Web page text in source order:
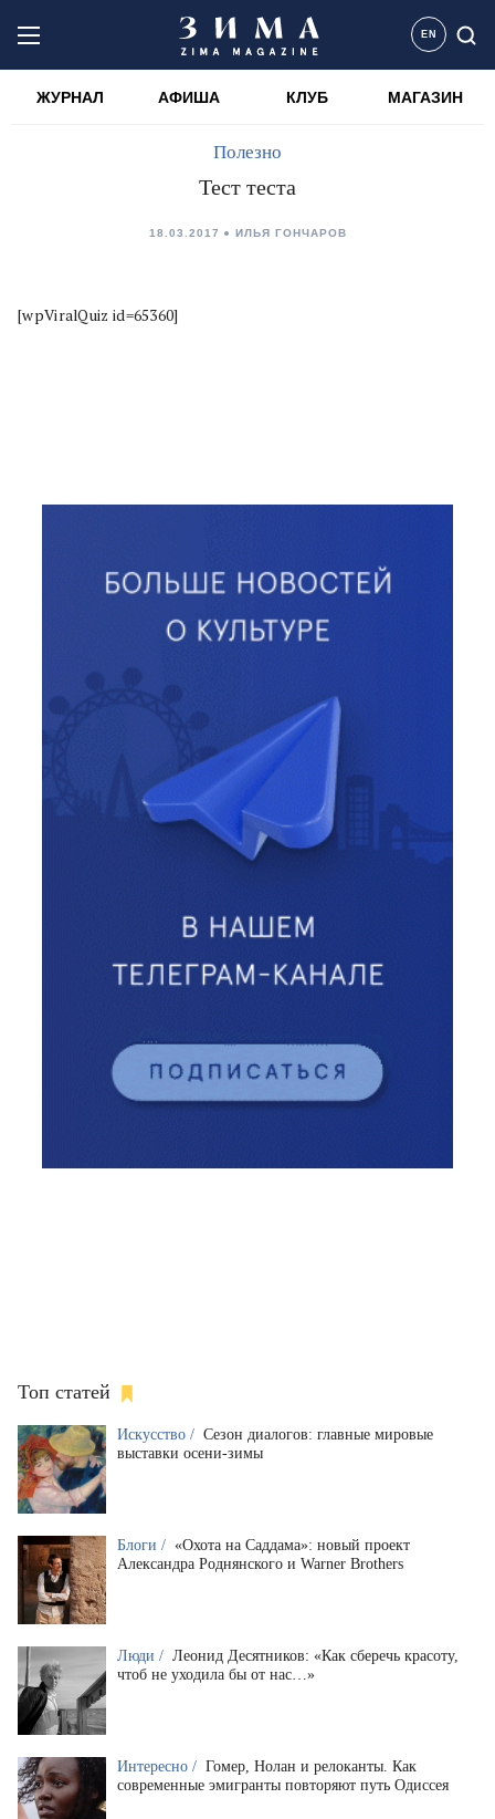
EN
ЖУРНАЛ АФИША КЛУБ МАГАЗИН
Полезно
Тест теста
18.03.2017 ИЛЬЯ ГОНЧАРОВ
[wpViralQuiz id=65360]
Топ статей
Искусство / Сезон диалогов: главные мировые
выставки осени-зимы
Блоги / «Охота на Саддама»: новый проект
Александра Роднянского и Warner Brothers
Люди / Леонид Десятников: «Как сберечь красоту,
чтоб не уходила бы от нас…»
Интересно / Гомер, Нолан и релоканты. Как
современные эмигранты повторяют путь Одиссея